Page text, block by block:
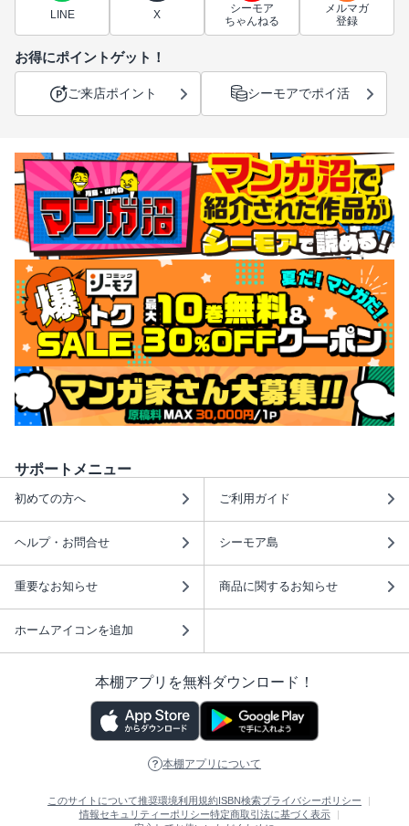
LINE X
シーモア
ちゃんねる
メルマガ
登録
お得にポイントゲット！
ご来店ポイント シーモアでポイ活
サポートメニュー
初めての方へ ご利用ガイド
ヘルプ・お問合せ シーモア島
重要なお知らせ 商品に関するお知らせ
ホームアイコンを追加
本棚アプリを無料ダウンロード！
本棚アプリについて
このサイトについて推奨環境利用規約ISBN検索プライバシーポリシー
情報セキュリティーポリシー特定商取引法に基づく表示